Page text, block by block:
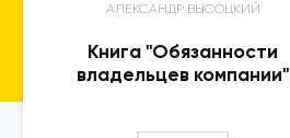
АЛЕКСАНДР ВЫСОЦКИЙ
Книга "Обязанности
владельцев компании"